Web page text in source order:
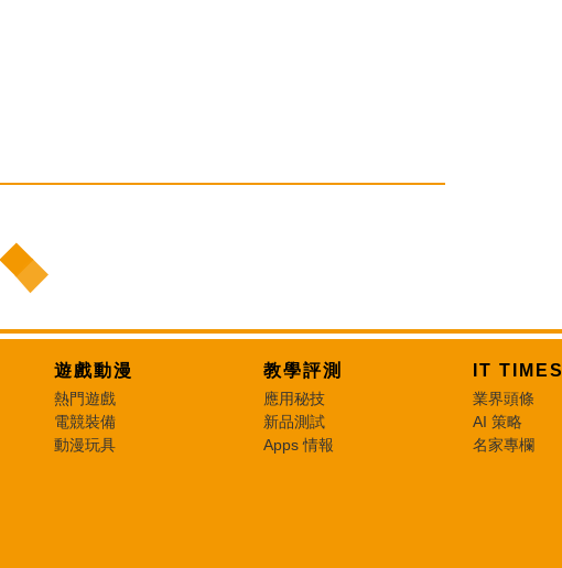
遊戲動漫
熱門遊戲
電競裝備
動漫玩具
教學評測
應用秘技
新品測試
Apps 情報
IT TIMES
業界頭條
AI 策略
名家專欄